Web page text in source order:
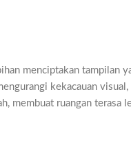
menciptakan tampilan
kekacauan
membuat ruangan terasa